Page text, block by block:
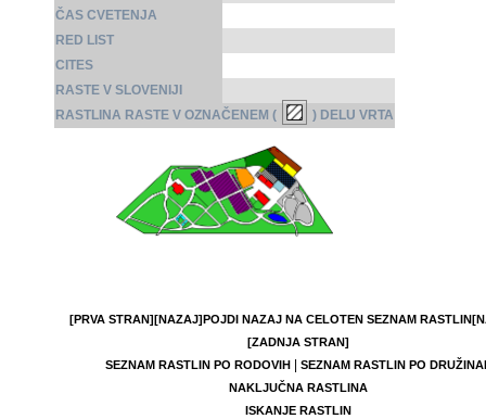
ČAS CVETENJA
RED LIST
CITES
RASTE V SLOVENIJI
RASTLINA RASTE V OZNAČENEM (
) DELU VRTA
[PRVA STRAN][NAZAJ]POJDI NAZAJ NA CELOTEN SEZNAM RASTLIN
[ZADNJA STRAN]
SEZNAM RASTLIN PO RODOVIH|
SEZNAM RASTLIN PO
NAKLJUČNA RASTLINA
ISKANJE RASTLIN